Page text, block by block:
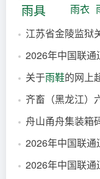
雨具 雨衣
江苏省金陵监狱
关于雨鞋的网上
齐畜（黑龙江）
舟山甬舟集装箱